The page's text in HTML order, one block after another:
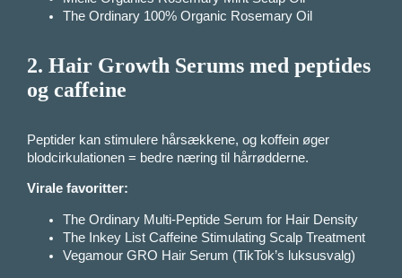
The Ordinary 100% Organic Rosemary Oil
2.Hair Growth Serums med peptides
og caffeine
Peptider kan stimulere hårsækkene, og koffein øger
blodcirkulationen = bedre næring til hårrødderne.
Virale favoritter:
The Ordinary Multi-Peptide Serum for Hair Density
The Inkey List Caffeine Stimulating Scalp Treatment
Vegamour GRO Hair Serum (TikTok’s luksusvalg)